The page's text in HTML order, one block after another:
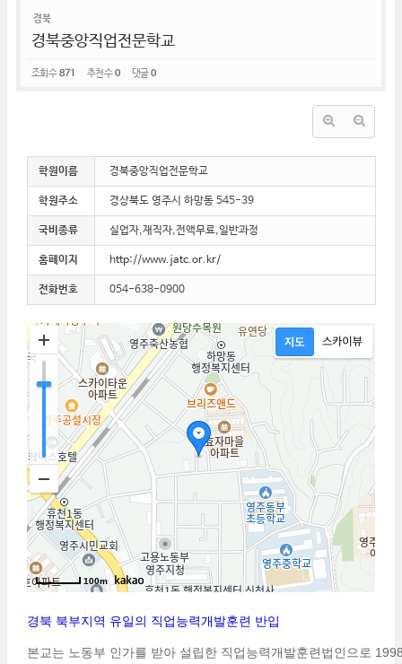
경북
경북중앙직업전문학교
조회 수871 추천 수0 댓글0
학원이름 경북중앙직업전문학교
학원주소 경상북도 영주시 하망동 545-39
국비종류 실업자,재직자,전액무료,일반과정
홈페이지 http://www.jatc.or.kr/
전화번호 054-638-0900
100m
경북 북부지역 유일의 직업능력개발훈련 반입
본교는 노동부 인가를 받아 설립한 직업능력개발훈련법인으로